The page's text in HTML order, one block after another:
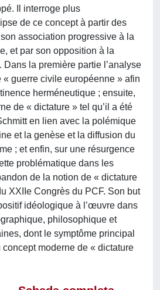
Il interroge plus
de ce concept à partir des
association progressive à la
et par son opposition à la
Dans la première partie l’analyse
« guerre civile européenne » afin
herméneutique ; ensuite,
de « dictature » tel qu’il a été
en lien avec la polémique
et la genèse et la diffusion du
; et enfin, sur une résurgence
problématique dans les
de la notion de « dictature
XXIIe Congrès du PCF. Son but
idéologique à l’œuvre dans
philosophique et
dont le symptôme principal
moderne de « dictature